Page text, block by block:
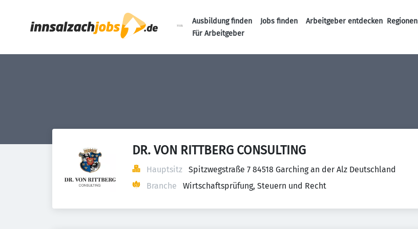
Ausbildung finden Jobs finden Arbeitgeber entdecken Regionen
Für Arbeitgeber
DR. VON RITTBERG CONSULTING
Hauptsitz
Spitzwegstraße 7 84518 Garching an der Alz Deutschland
Branche
Wirtschaftsprüfung, Steuern und Recht